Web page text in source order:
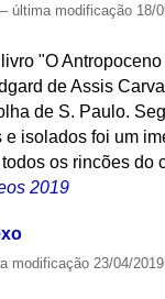
última modificação 18/
"O
de Assis
de S. Paulo.
isolados foi um
os rincões do
2019
modificação 23/04/